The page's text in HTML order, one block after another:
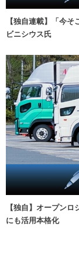
【独自連載】「今
ビニシウス氏
【独自】オープン
にも活用本格化